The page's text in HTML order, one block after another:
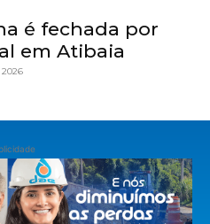
é fechada por
em Atibaia